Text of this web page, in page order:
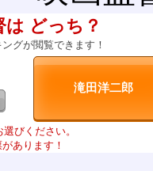
どっち？
グが閲覧できます！
びください。
あります！